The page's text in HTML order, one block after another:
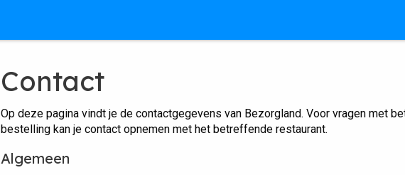
Contact
Op deze pagina vindt je de contactgegevens van Bezorgland. Voor vragen met
bestelling kan je contact opnemen met het betreffende restaurant.
Algemeen